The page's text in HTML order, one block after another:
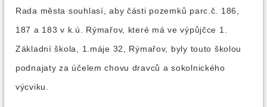
Rada města souhlasí, aby části pozemků parc.č. 186,
187 a 183 v k.ú. Rýmařov, které má ve výpůjčce 1.
Základní škola, 1.máje 32, Rýmařov, byly touto školou
podnajaty za účelem chovu dravců a sokolnického
výcviku.